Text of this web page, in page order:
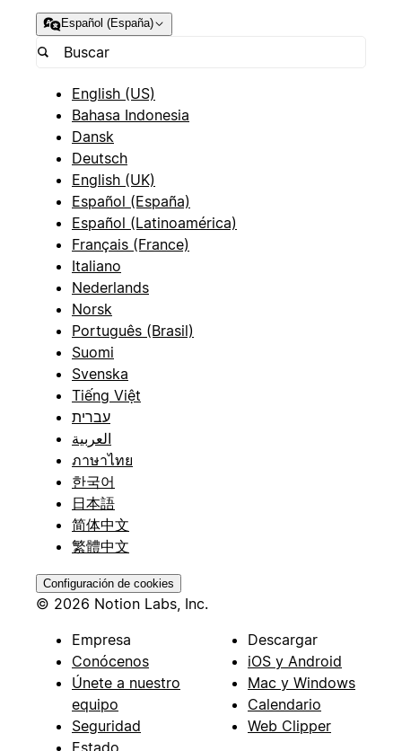
Español (España)
English (US)
Bahasa Indonesia
Dansk
Deutsch
English (UK)
Español (España)
Español (Latinoamérica)
Français (France)
Italiano
Nederlands
Norsk
Português (Brasil)
Suomi
Svenska
Tiếng Việt
עברית
العربية
ภาษาไทย
한국어
日本語
简体中文
繁體中文
Configuración de cookies
© 2026 Notion Labs, Inc.
Empresa
Conócenos
Únete a nuestro
equipo
Seguridad
Estado
Descargar
iOS y Android
Mac y Windows
Calendario
Web Clipper